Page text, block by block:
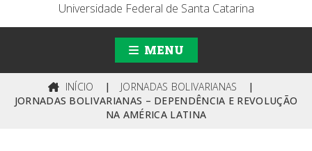
Universidade Federal de Santa Catarina
MENU
INÍCIO | JORNADAS BOLIVARIANAS
|
JORNADAS BOLIVARIANAS – DEPENDÊNCIA E REVOLUÇÃO
NA AMÉRICA LATINA